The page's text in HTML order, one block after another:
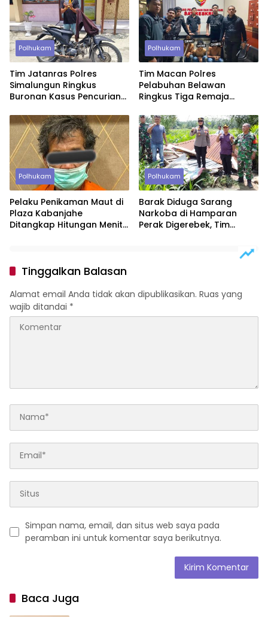
Polhukam
Tim Jatanras Polres
Simalungun Ringkus
Buronan Kasus Pencurian
Polhukam
Tim Macan Polres
Pelabuhan Belawan
Ringkus Tiga Remaja
Motor di Marelan
Polhukam
Pelaku Penikaman Maut di
Plaza Kabanjahe
Ditangkap Hitungan Menit,
Polhukam
Barak Diduga Sarang
Narkoba di Hamparan
Perak Digerebek, Tim
Tinggalkan Balasan
Alamat email Anda tidak akan dipublikasikan. Ruas yang
wajib ditandai *
Simpan nama, email, dan situs web saya pada
peramban ini untuk komentar saya berikutnya.
Baca Juga